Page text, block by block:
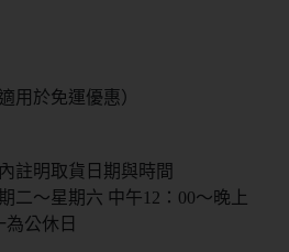
須年滿18歲
回上一頁
用於免運優惠）
註明取貨日期與時間
二～星期六 中午12：00～晚上
為公休日